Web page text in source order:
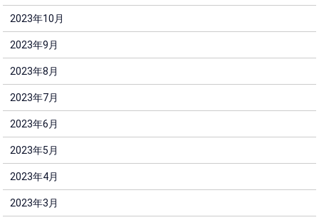
2023年10月
2023年9月
2023年8月
2023年7月
2023年6月
2023年5月
2023年4月
2023年3月